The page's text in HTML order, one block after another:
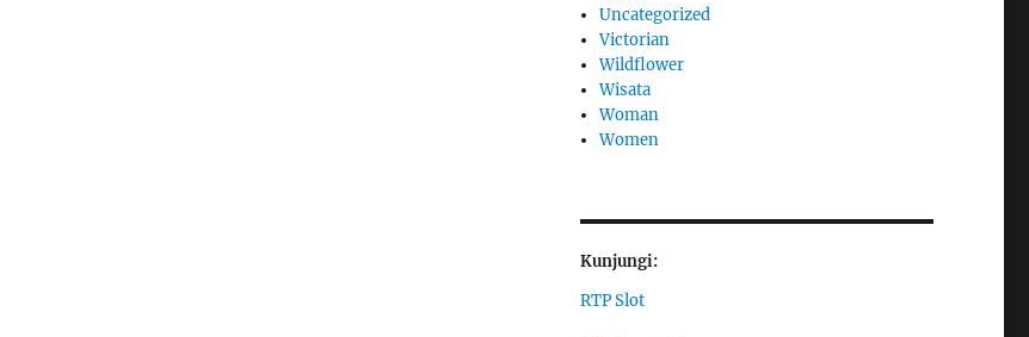
Uncategorized
Victorian
Wildflower
Wisata
Woman
Women
Kunjungi:
RTP Slot